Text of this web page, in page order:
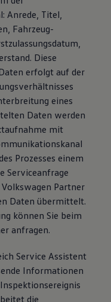
Anrede, Titel,
Fahrzeug-
Diese
erfolgt auf der
eines
Daten werden
mit
Prozesses einem
Serviceanfrage
Partner
Daten übermittelt.
können Sie beim
anfragen.
Service Assistent
Informationen
die